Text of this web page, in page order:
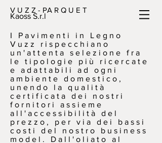
V U Z Z - PA R Q U E T
Kaoss S.r.l
I Pavimenti in Legno
Vuzz rispecchiano
un'attenta selezione fra
le tipologie più ricercate
e adattabili ad ogni
ambiente domestico,
unendo la qualità
certificata dei nostri
fornitori assieme
all'accessibilità del
prezzo, per via dei bassi
costi del nostro business
model. Dall'oliato al